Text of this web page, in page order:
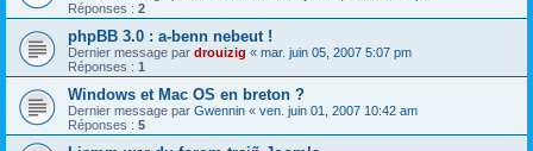
Réponses : 2
phpBB 3.0 : a-benn nebeut !
Dernier message par drouizig « mar. juin 05, 2007 5:07 pm
Réponses : 1
Windows et Mac OS en breton ?
Dernier message par Gwennin « ven. juin 01, 2007 10:42 am
Réponses : 5